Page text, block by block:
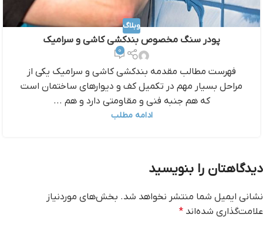
وبلاگ
پودر سنگ مخصوص بندکشی کاشی و سرامیک
0
فهرست مطالب مقدمه‌ بندکشی کاشی و سرامیک یکی از
مراحل بسیار مهم در تکمیل کف و دیوارهای ساختمان است
که هم جنبه فنی و مقاومتی دارد و هم ...
ادامه مطلب
دیدگاهتان را بنویسید
نشانی ایمیل شما منتشر نخواهد شد. بخش‌های موردنیاز
علامت‌گذاری شده‌اند *